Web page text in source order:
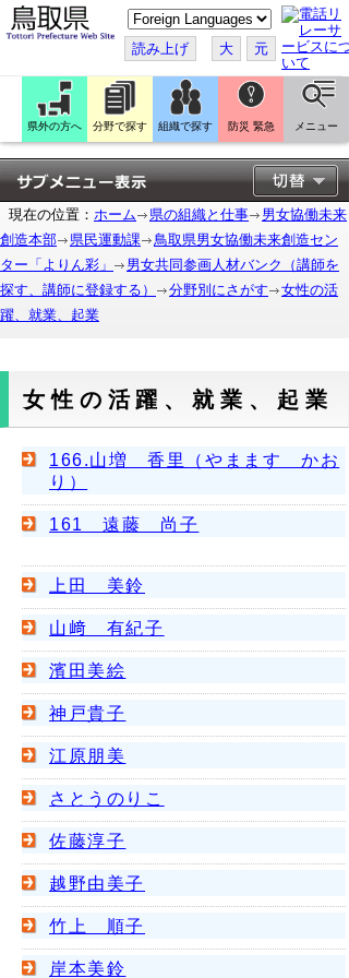
こ
の
ペ
ー
ジ
翻
訳
す
る
読み上げ 大 元
県外の方へ 分野で探す 組織で探す 防災 緊急 メニュー
現在の位置： ホーム 県の組織と仕事
男女協働未来
創造本部
県民運動課
鳥取県男女協働未来創造セン
ター「よりん彩」
男女共同参画人材バンク（講師を
探す、講師に登録する）
分野別にさがす
女性の活
躍、就業、起業
女性の活躍、就業、起業
166.山増 香里（やまます かお
り）
161 遠藤 尚子
上田 美鈴
山﨑 有紀子
濱田美絵
神戸貴子
江原朋美
さとうのりこ
佐藤淳子
越野由美子
竹上 順子
岸本美鈴